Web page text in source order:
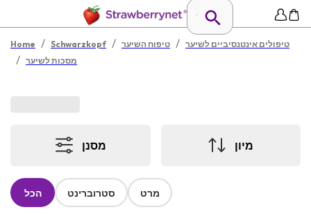
Home / Schwarzkopf / טיפוח השיער / טיפולים אינטנסיביים לשיער
/ מסכות לשיער
מסנן מיון
הכל סטרוברינט מרט